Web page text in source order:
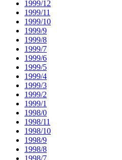
1999/12
1999/11
1999/10
1999/9
1999/8
1999/7
1999/6
1999/5
1999/4
1999/3
1999/2
1999/1
1998/0
1998/11
1998/10
1998/9
1998/8
1998/7